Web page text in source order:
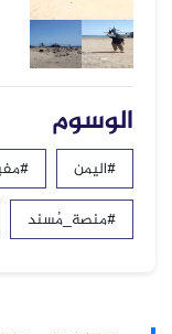
الوسوم
#اليمن
#منصة_مُسند